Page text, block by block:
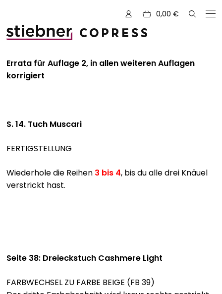
0,00 €
Neue Bücher
Zeichnen, Gestalten & Design
Errata für Auflage 2, in allen weiteren Auflagen
korrigiert
S. 14. Tuch Muscari
FERTIGSTELLUNG
Wiederhole die Reihen 3 bis 4, bis du alle drei Knäuel
verstrickt hast.
Seite 38: Dreieckstuch Cashmere Light
FARBWECHSEL ZU FARBE BEIGE (FB 39)